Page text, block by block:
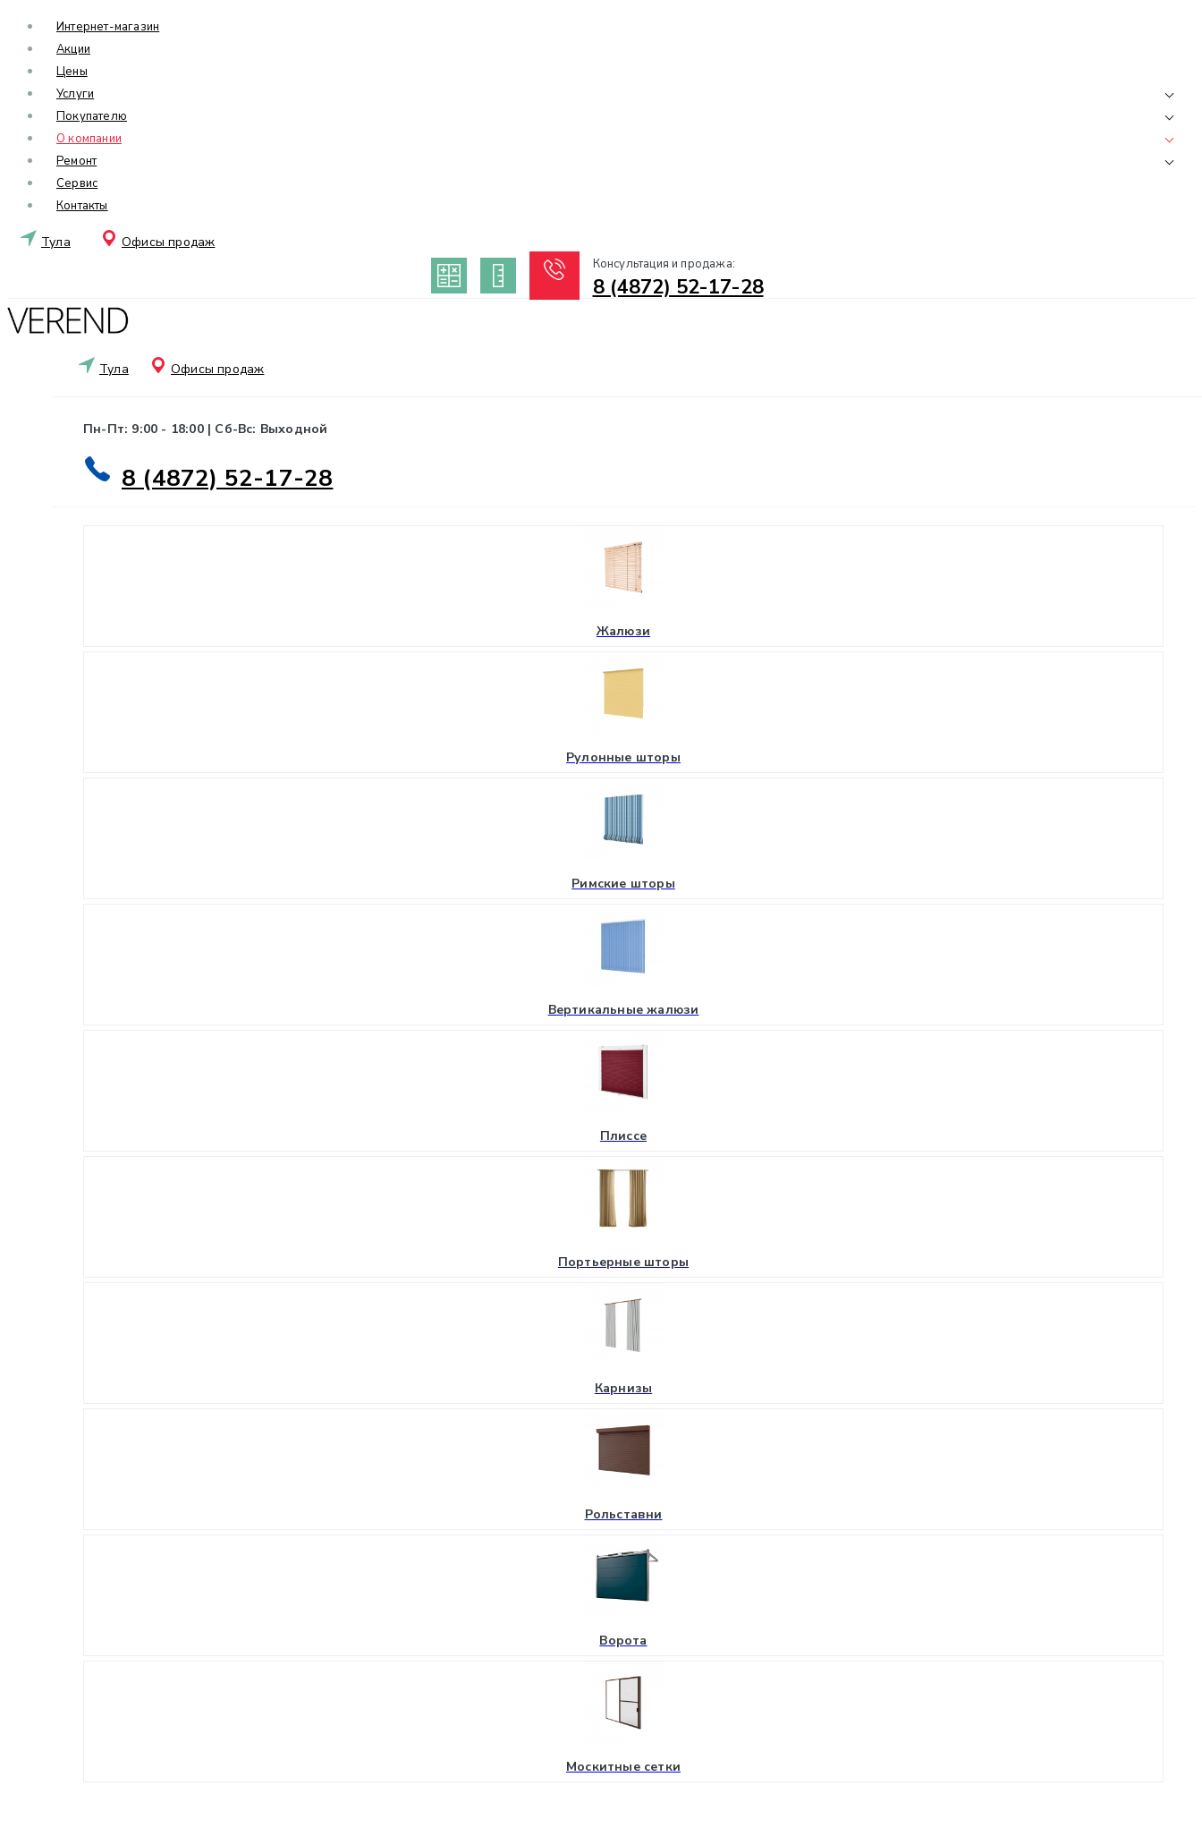
Интернет-магазин
Акции
Цены
Услуги
Покупателю
О компании
Ремонт
Сервис
Контакты
Тула Офисы продаж
Консультация и продажа:
8 (4872) 52-17-28
Тула Офисы продаж
Пн-Пт: 9:00 - 18:00 | Сб-Вс: Выходной
8 (4872) 52-17-28
Жалюзи
Рулонные шторы
Римские шторы
Вертикальные жалюзи
Плиссе
Портьерные шторы
Карнизы
Рольставни
Ворота
Москитные сетки